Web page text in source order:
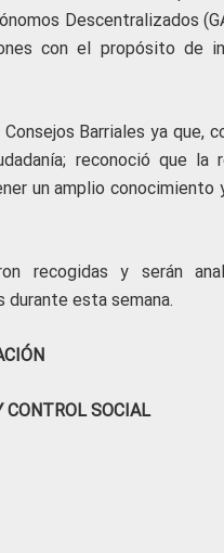
Descentralizados
con el propósito de
Barriales ya que,
reconoció que la
un amplio conocimiento
recogidas y serán
esta semana.
CONTROL SOCIAL